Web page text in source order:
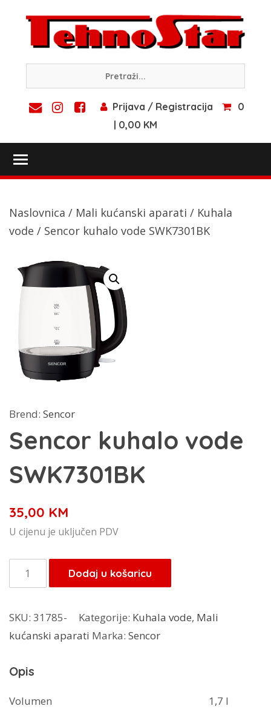
content
Prijava / Registracija
0
| 0,00 KM
Naslovnica / Mali kućanski aparati / Kuhala
vode / Sencor kuhalo vode SWK7301BK
Brend: Sencor
Sencor kuhalo vode
SWK7301BK
35,00 KM
U cijenu je uključen PDV
Sencor
kuhalo
SWK7301BK
količina
Dodaj u košaricu
SKU: 31785- Kategorije: Kuhala vode, Mali
kućanski aparati Marka: Sencor
Opis
Volumen
1,7 l